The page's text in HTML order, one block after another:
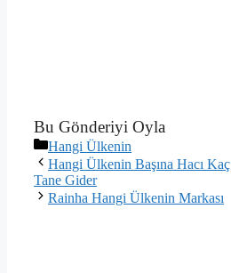
Bu Gönderiyi Oyla
Kategoriler
Hangi Ülkenin
Hangi Ülkenin Başına Hacı Kaç
Tane Gider
Rainha Hangi Ülkenin Markası